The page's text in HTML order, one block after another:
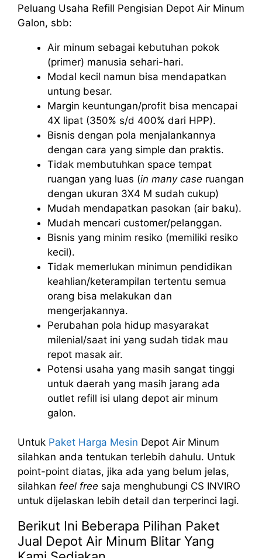
Peluang Usaha Refill Pengisian Depot Air Minum
Galon, sbb:
Air minum sebagai kebutuhan pokok
(primer) manusia sehari-hari.
Modal kecil namun bisa mendapatkan
untung besar.
Margin keuntungan/profit bisa mencapai
4X lipat (350% s/d 400% dari HPP).
Bisnis dengan pola menjalankannya
dengan cara yang simple dan praktis.
Tidak membutuhkan space tempat
ruangan yang luas (in many case ruangan
dengan ukuran 3X4 M sudah cukup)
Mudah mendapatkan pasokan (air baku).
Mudah mencari customer/pelanggan.
Bisnis yang minim resiko (memiliki resiko
kecil).
Tidak memerlukan minimun pendidikan
keahlian/keterampilan tertentu semua
orang bisa melakukan dan
mengerjakannya.
Perubahan pola hidup masyarakat
milenial/saat ini yang sudah tidak mau
repot masak air.
Potensi usaha yang masih sangat tinggi
untuk daerah yang masih jarang ada
outlet refill isi ulang depot air minum
galon.
Untuk Paket Harga Mesin Depot Air Minum
silahkan anda tentukan terlebih dahulu. Untuk
point-point diatas, jika ada yang belum jelas,
silahkan feel free saja menghubungi CS INVIRO
untuk dijelaskan lebih detail dan terperinci lagi.
Berikut Ini Beberapa Pilihan Paket
Jual Depot Air Minum Blitar Yang